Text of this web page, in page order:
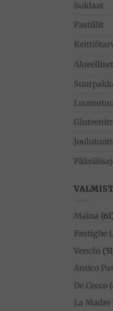
Suklaat
Pastillit
Maina
Pastiglie
Venchi
Antico
De Cecco
La Madre